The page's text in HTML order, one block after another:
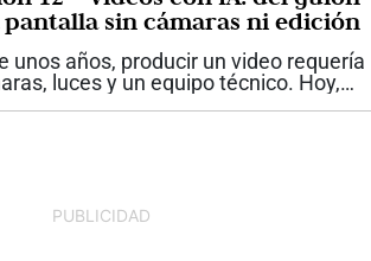
pantalla sin cámaras ni edición
unos años, producir un video requería
luces y un equipo técnico. Hoy,
PUBLICIDAD